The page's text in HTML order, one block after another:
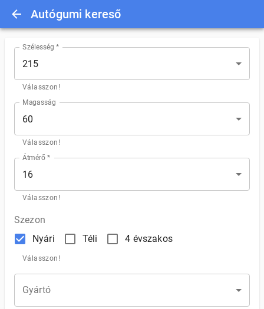
Autógumi kereső
Szélesség *
215
Válasszon!
Magasság
60
Válasszon!
Átmérő *
16
Válasszon!
Szezon
Nyári
Téli 4 évszakos
Válasszon!
Gyártó